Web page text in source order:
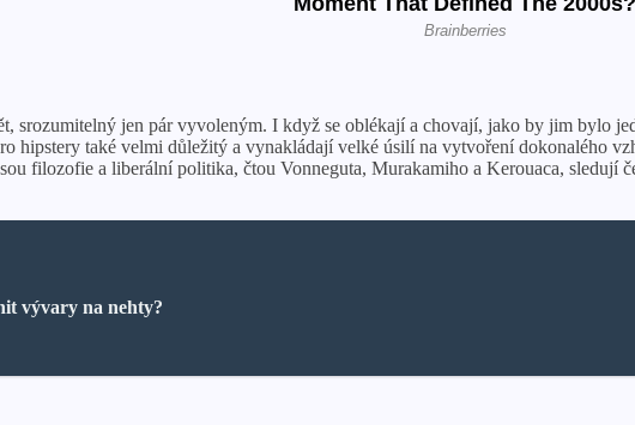
srozumitelný jen pár vyvoleným. I když se oblékají a chovají, jako by jim bylo
hipstery také velmi důležitý a vynakládají velké úsilí na vytvoření dokonalého
filozofie a liberální politika, čtou Vonneguta, Murakamiho a Kerouaca, sledují
vývary na nehty?